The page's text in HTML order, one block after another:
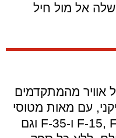
אל מול חיל
אוויר מהמתקדמים
עם מאות מטוסי
ו-
F-35 וגם